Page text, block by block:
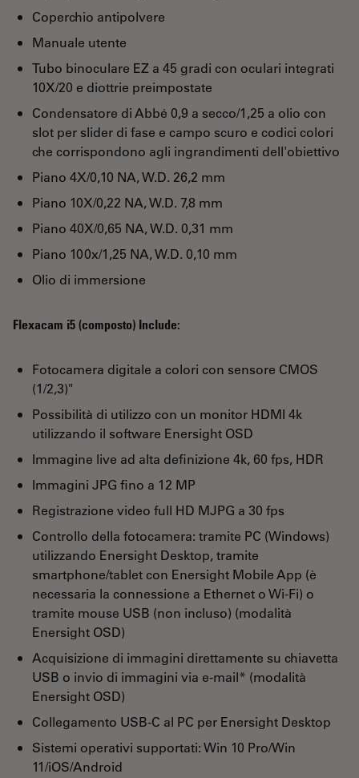
Coperchio antipolvere
Manuale utente
Tubo binoculare EZ a 45 gradi con oculari integrati
10X/20 e diottrie preimpostate
Condensatore di Abbé 0,9 a secco/1,25 a olio con
slot per slider di fase e campo scuro e codici colori
che corrispondono agli ingrandimenti dell'obiettivo
Piano 4X/0,10 NA, W.D. 26,2 mm
Piano 10X/0,22 NA, W.D. 7,8 mm
Piano 40X/0,65 NA, W.D. 0,31 mm
Piano 100x/1,25 NA, W.D. 0,10 mm
Olio di immersione
Flexacam i5 (composto) Include:
Fotocamera digitale a colori con sensore CMOS
(1/2,3)"
Possibilità di utilizzo con un monitor HDMI 4k
utilizzando il software Enersight OSD
Immagine live ad alta definizione 4k, 60 fps, HDR
Immagini JPG fino a 12 MP
Registrazione video full HD MJPG a 30 fps
Controllo della fotocamera: tramite PC (Windows)
utilizzando Enersight Desktop, tramite
smartphone/tablet con Enersight Mobile App (è
necessaria la connessione a Ethernet o Wi-Fi) o
tramite mouse USB (non incluso) (modalità
Enersight OSD)
Acquisizione di immagini direttamente su chiavetta
USB o invio di immagini via e-mail* (modalità
Enersight OSD)
Collegamento USB-C al PC per Enersight Desktop
Sistemi operativi supportati: Win 10 Pro/Win
11/iOS/Android